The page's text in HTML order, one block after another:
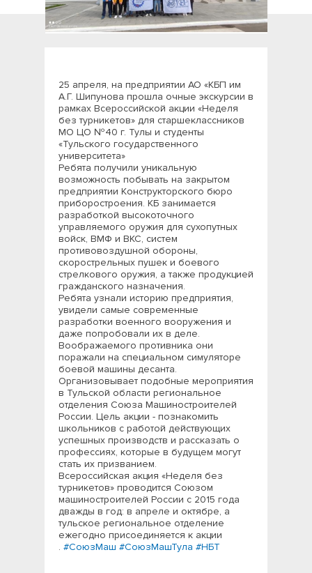
25 апреля, на предприятии АО «КБП им
А.Г. Шипунова прошла очные экскурсии в
рамках Всероссийской акции «Неделя
без турникетов» для старшеклассников
МО ЦО №40 г. Тулы и студенты
«Тульского государственного
университета»
Ребята получили уникальную
возможность побывать на закрытом
предприятии Конструкторского бюро
приборостроения. КБ занимается
разработкой высокоточного
управляемого оружия для сухопутных
войск, ВМФ и ВКС, систем
противовоздушной обороны,
скорострельных пушек и боевого
стрелкового оружия, а также продукцией
гражданского назначения.
Ребята узнали историю предприятия,
увидели самые современные
разработки военного вооружения и
даже попробовали их в деле.
Воображаемого противника они
поражали на специальном симуляторе
боевой машины десанта.
Организовывает подобные мероприятия
в Тульской области региональное
отделения Союза Машиностроителей
России. Цель акции - познакомить
школьников с работой действующих
успешных производств и рассказать о
профессиях, которые в будущем могут
стать их призванием.
Всероссийская акция «Неделя без
турникетов» проводится Союзом
машиностроителей России с 2015 года
дважды в год: в апреле и октябре, а
тульское региональное отделение
ежегодно присоединяется к акции
. #СоюзМаш #СоюзМашТула #НБТ